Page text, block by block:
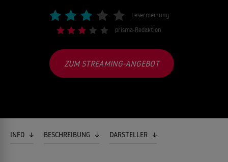
Lesermeinung
prisma-Redaktion
ZUM STREAMING-ANGEBOT
INFO BESCHREIBUNG DARSTELLER